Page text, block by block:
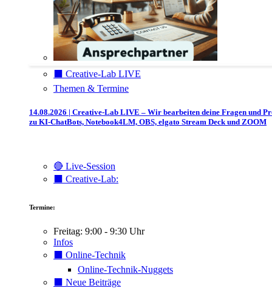
⬛️ Creative-Lab LIVE
Themen & Termine
14.08.2026 | Creative-Lab LIVE – Wir bearbeiten deine Fragen und
zu KI-ChatBots, Notebook4LM, OBS, elgato Stream Deck und ZOOM
🔴 Live-Session
⬛️ Creative-Lab:
Termine:
Freitag: 9:00 - 9:30 Uhr
Infos
⬛️ Online-Technik
Online-Technik-Nuggets
⬛️ Neue Beiträge